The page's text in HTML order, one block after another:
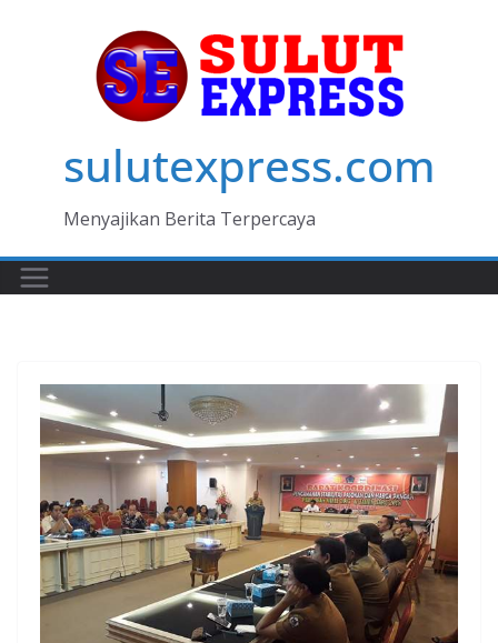
sulutexpress.com
Menyajikan Berita Terpercaya